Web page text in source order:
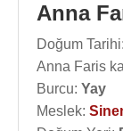
Anna
Doğum Tarihi:
Anna Faris
Burcu: Yay
Meslek: